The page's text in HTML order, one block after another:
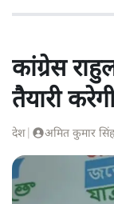
कांग्रेस
तैयारी
देश अमित कुमार सिंह